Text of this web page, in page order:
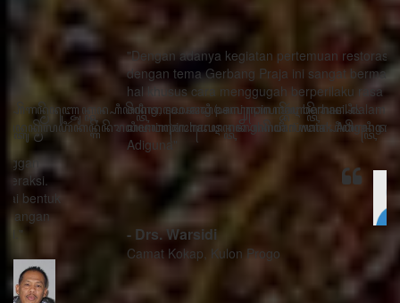
"Dengan adanya kegiatan pertemuan restorasi sosial
dengan tema Gerbang Praja ini sangat bermanfaat ada
hal khusus cara menggugah berperilaku rasa sithik
eding, seorang pemimpin mau berhasil dalam
memimpin harus menghindari watak Adigang Adigung
Adiguna"
- Drs. Warsidi
Camat Kokap, Kulon Progo